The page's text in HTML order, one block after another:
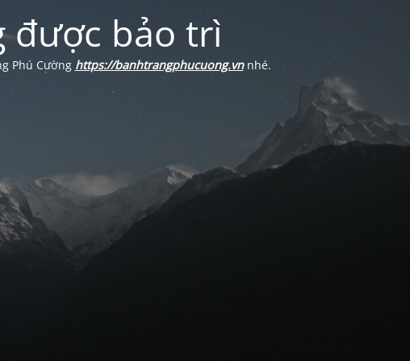
được bảo trì
Phú Cường https://banhtrangphucuong.vnnhé.